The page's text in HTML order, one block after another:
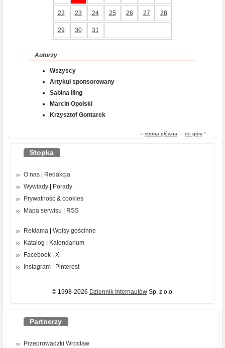
22 23 24 25 26 27 28
29 30 31
Autorzy
Wszyscy
Artykuł sponsorowany
Sabina Iling
Marcin Opolski
Krzysztof Gontarek
« strona główna - do góry ^
Stopka
O nas
Redakcja
Wywiady
Porady
Prywatność & cookies
Mapa serwisu
RSS
Reklama
Wpisy gościnne
Katalog
Kalendarium
Facebook
X
Instagram
Pinterest
© 1998-2026 Dziennik InternautówSp. z o.o.
Partnerzy
Przeprowadzki Wrocław